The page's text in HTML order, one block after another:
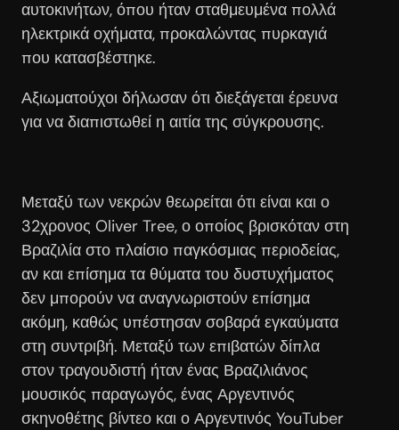
αυτοκινήτων, όπου ήταν σταθμευμένα πολλά
ηλεκτρικά οχήματα, προκαλώντας πυρκαγιά
που κατασβέστηκε.
Αξιωματούχοι δήλωσαν ότι διεξάγεται έρευνα
για να διαπιστωθεί η αιτία της σύγκρουσης.
Μεταξύ των νεκρών θεωρείται ότι είναι και ο
32χρονος Oliver Tree, ο οποίος βρισκόταν στη
Βραζιλία στο πλαίσιο παγκόσμιας περιοδείας,
αν και επίσημα τα θύματα του δυστυχήματος
δεν μπορούν να αναγνωριστούν επίσημα
ακόμη, καθώς υπέστησαν σοβαρά εγκαύματα
στη συντριβή. Μεταξύ των επιβατών δίπλα
στον τραγουδιστή ήταν ένας Βραζιλιάνος
μουσικός παραγωγός, ένας Αργεντινός
σκηνοθέτης βίντεο και ο Αργεντινός YouTuber